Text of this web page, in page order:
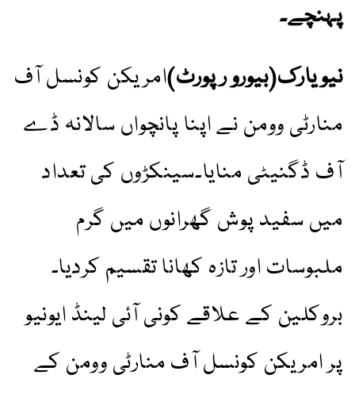
پہنچے۔
نیویارک(بیورو رپورٹ)امریکن کونسل آف
منارٹی وومن نے اپنا پانچواں سالانہ ڈے
آف ڈگنیٹی منایا۔سینکڑوں کی تعداد
میں سفید پوش گھرانوں میں گرم
ملبوسات اور تازہ کھانا تقسیم کردیا۔
بروکلین کے علاقے کونی آئی لینڈ ایونیو
پر امریکن کونسل آف منارٹی وومن کے